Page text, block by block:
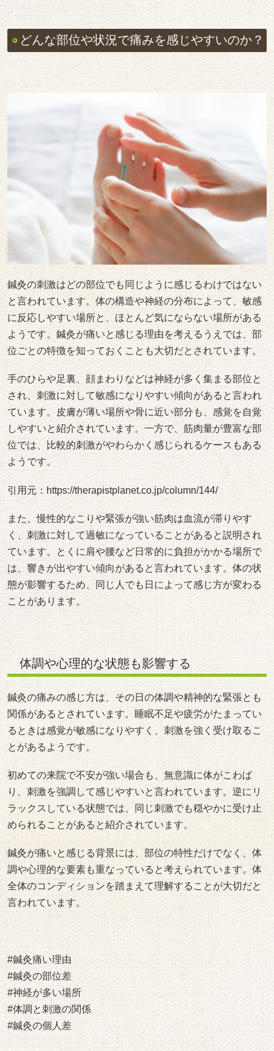
どんな部位や状況で痛みを感じやすいのか？
鍼灸の刺激はどの部位でも同じように感じるわけではない
と言われています。体の構造や神経の分布によって、敏感
に反応しやすい場所と、ほとんど気にならない場所がある
ようです。鍼灸が痛いと感じる理由を考えるうえでは、部
位ごとの特徴を知っておくことも大切だとされています。
手のひらや足裏、顔まわりなどは神経が多く集まる部位と
され、刺激に対して敏感になりやすい傾向があると言われ
ています。皮膚が薄い場所や骨に近い部分も、感覚を自覚
しやすいと紹介されています。一方で、筋肉量が豊富な部
位では、比較的刺激がやわらかく感じられるケースもある
ようです。
引用元： https://therapistplanet.co.jp/column/144/
また、慢性的なこりや緊張が強い筋肉は血流が滞りやす
く、刺激に対して過敏になっていることがあると説明され
ています。とくに肩や腰など日常的に負担がかかる場所で
は、響きが出やすい傾向があると言われています。体の状
態が影響するため、同じ人でも日によって感じ方が変わる
ことがあります。
体調や心理的な状態も影響する
鍼灸の痛みの感じ方は、その日の体調や精神的な緊張とも
関係があるとされています。睡眠不足や疲労がたまってい
るときは感覚が敏感になりやすく、刺激を強く受け取るこ
とがあるようです。
初めての来院で不安が強い場合も、無意識に体がこわば
り、刺激を強調して感じやすいと言われています。逆にリ
ラックスしている状態では、同じ刺激でも穏やかに受け止
められることがあると紹介されています。
鍼灸が痛いと感じる背景には、部位の特性だけでなく、体
調や心理的な要素も重なっていると考えられています。体
全体のコンディションを踏まえて理解することが大切だと
言われています。
#鍼灸痛い理由
#鍼灸の部位差
#神経が多い場所
#体調と刺激の関係
#鍼灸の個人差